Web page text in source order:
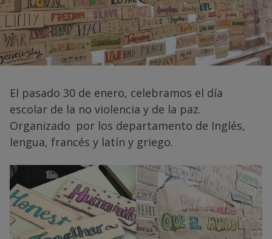
El pasado 30 de enero, celebramos el día
escolar de la no violencia y de la paz.
Organizado por los departamento de Inglés,
lengua, francés y latín y griego.